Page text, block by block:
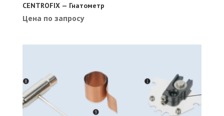
CENTROFIX — Гнатометр
Цена по запросу